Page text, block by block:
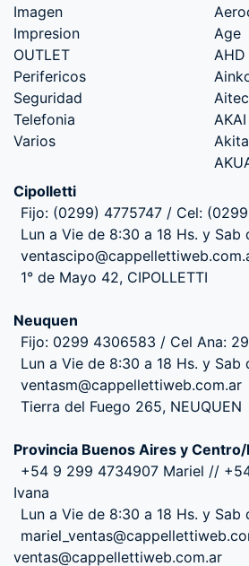
Imagen
Impresion
OUTLET
Perifericos
Seguridad
Telefonia
Varios
Age
AHD
AKAI
Akita
Cipolletti
Fijo: (0299) 4775747 / Cel:
Lun a Vie de 8:30 a 18 Hs. y Sab
1° de Mayo 42, CIPOLLETTI
Neuquen
Fijo: 0299 4306583 / Cel Ana:
Lun a Vie de 8:30 a 18 Hs. y Sab
ventasm@cappellettiweb.com.ar
Tierra del Fuego 265, NEUQUEN
Provincia Buenos Aires y
+54 9 299 4734907 Mariel //
Ivana
Lun a Vie de 8:30 a 18 Hs. y Sab
ventas@cappellettiweb.com.ar